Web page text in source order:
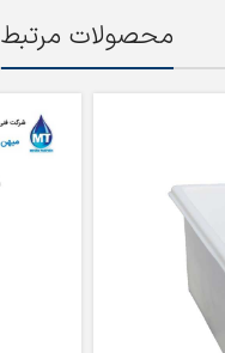
محصولات مرتبط